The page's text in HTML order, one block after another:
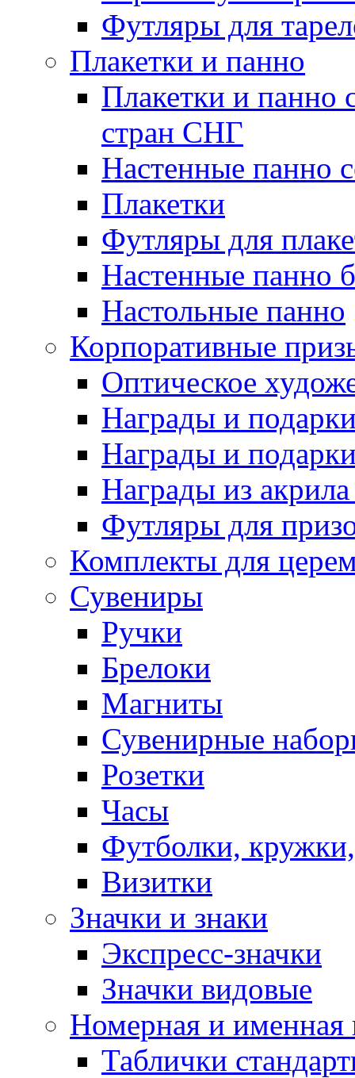
Футляры для
Плакетки и панно
Плакетки и панно
стран СНГ
Настенные панно
Плакетки
Футляры для
Настенные панно
Настольные панно
Корпоративные
Оптическое
Награды и
Награды и
Награды из акрила
Футляры для
Комплекты для
Сувениры
Ручки
Брелоки
Магниты
Сувенирные
Розетки
Часы
Футболки,
Визитки
Значки и знаки
Экспресс-значки
Значки видовые
Номерная и именная
Таблички